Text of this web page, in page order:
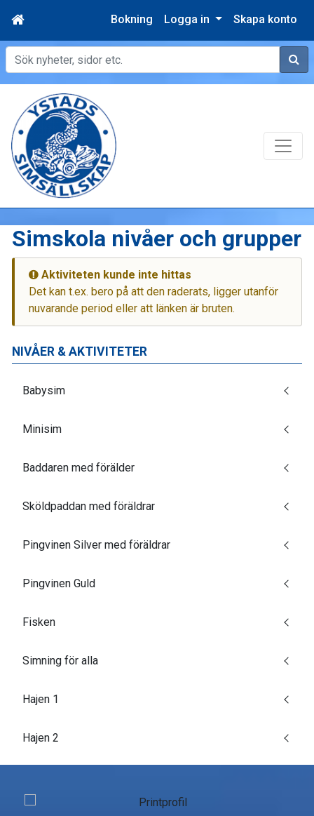
Bokning Logga in Skapa konto
Sök
Simskola nivåer och grupper
Aktiviteten kunde inte hittas
Det kan t.ex. bero på att den raderats, ligger utanför
nuvarande period eller att länken är bruten.
NIVÅER & AKTIVITETER
Babysim
Minisim
Baddaren med förälder
Sköldpaddan med föräldrar
Pingvinen Silver med föräldrar
Pingvinen Guld
Fisken
Simning för alla
Hajen 1
Hajen 2